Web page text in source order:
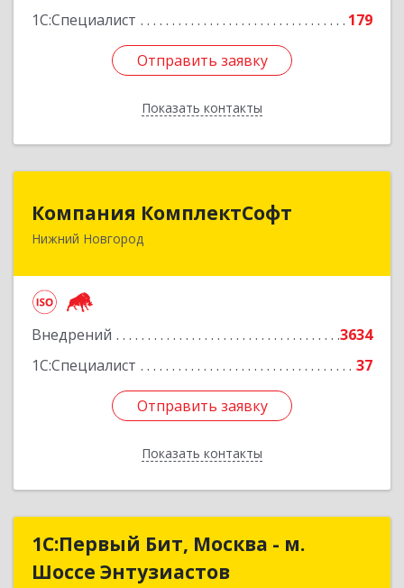
1С:Специалист
179
Отправить заявку
Показать контакты
Отправить заявку
Назад
Компания КомплектСофт
Нижний Новгород
Внедрений
3634
1С:Специалист
37
Отправить заявку
Показать контакты
Компания КомплектСофт
603006, Нижегородская обл, Нижний Новгород
Отправить заявку
Назад
1С:Первый Бит, Москва - м.
Шоссе Энтузиастов
1С:Первый Бит, Москва - м.
Шоссе Энтузиастов